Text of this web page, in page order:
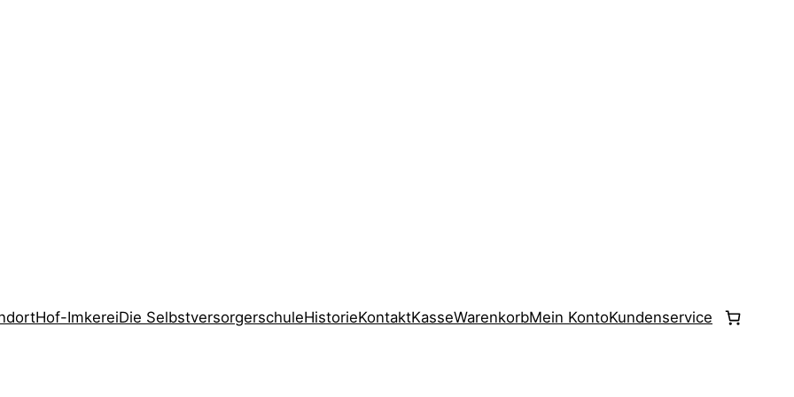
Hof-ImkereiDie SelbstversorgerschuleHistorieKontaktKasseWarenkorbMein KontoKundenservice